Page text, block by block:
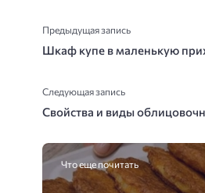
Предыдущая запись
Шкаф купе в маленькую
Следующая запись
Свойства и виды
Что еще почитать